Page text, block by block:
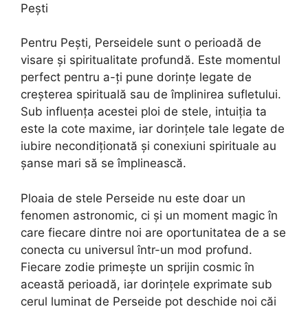
Pești
Pentru Pești, Perseidele sunt o perioadă de
visare și spiritualitate profundă. Este momentul
perfect pentru a-ți pune dorințe legate de
creșterea spirituală sau de împlinirea sufletului.
Sub influența acestei ploi de stele, intuiția ta
este la cote maxime, iar dorințele tale legate de
iubire necondiționată și conexiuni spirituale au
șanse mari să se împlinească.
Ploaia de stele Perseide nu este doar un
fenomen astronomic, ci și un moment magic în
care fiecare dintre noi are oportunitatea de a se
conecta cu universul într-un mod profund.
Fiecare zodie primește un sprijin cosmic în
această perioadă, iar dorințele exprimate sub
cerul luminat de Perseide pot deschide noi căi